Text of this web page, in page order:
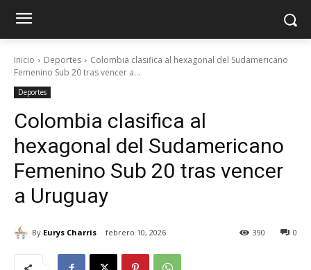
Inicio Deportes
Colombia clasifica al hexagonal del Sudamericano
Femenino Sub 20 tras vencer a...
Deportes
Colombia clasifica al
hexagonal del Sudamericano
Femenino Sub 20 tras vencer
a Uruguay
By Eurys Charris febrero 10, 2026 0
390